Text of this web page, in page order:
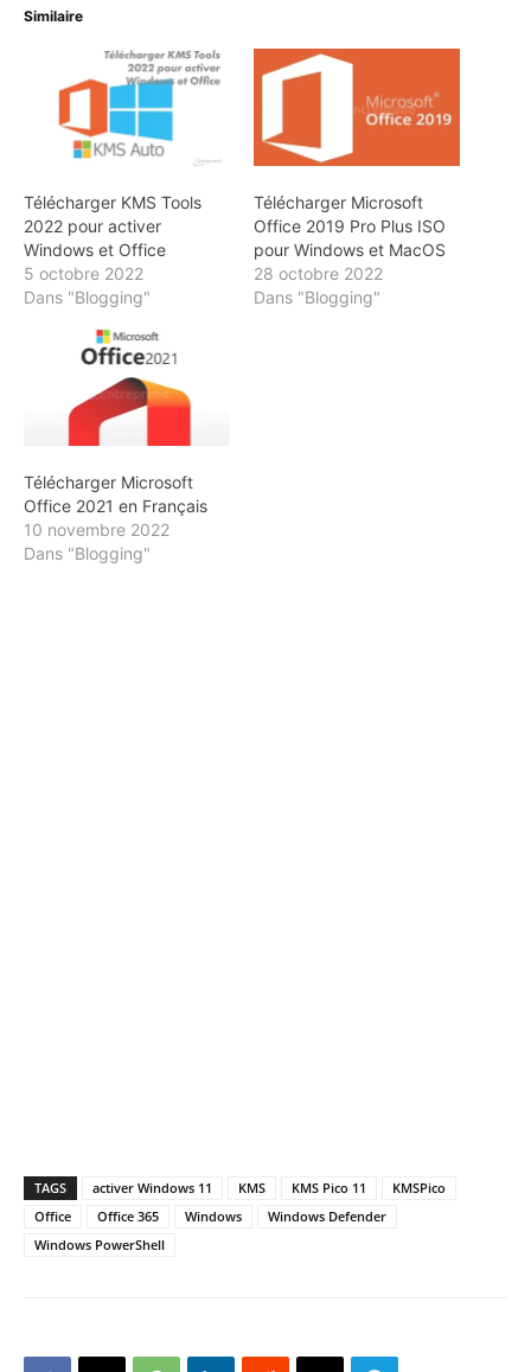
Similaire
Télécharger KMS Tools
2022 pour activer
Windows et Office
5 octobre 2022
Dans "Blogging"
Télécharger Microsoft
Office 2019 Pro Plus ISO
pour Windows et MacOS
28 octobre 2022
Dans "Blogging"
Télécharger Microsoft
Office 2021 en Français
10 novembre 2022
Dans "Blogging"
TAGS activer Windows 11 KMS KMS Pico 11
KMSPico
Office
Office 365 Windows
Windows Defender
Windows PowerShell